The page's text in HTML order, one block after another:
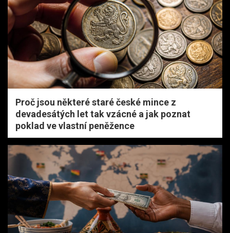
Proč jsou některé staré české mince z
devadesátých let tak vzácné a jak poznat
poklad ve vlastní peněžence